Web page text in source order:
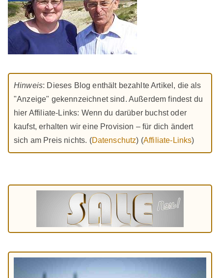
Hinweis: Dieses Blog enthält bezahlte Artikel, die als
"Anzeige" gekennzeichnet sind. Außerdem findest du
hier Affiliate-Links: Wenn du darüber buchst oder
kaufst, erhalten wir eine Provision – für dich ändert
sich am Preis nichts. (Datenschutz) (Affiliate-Links)